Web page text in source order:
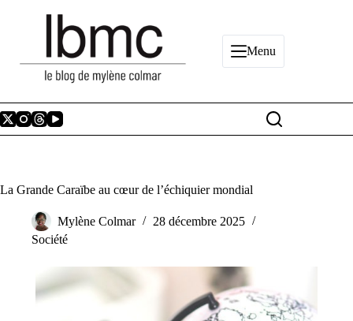
Menu
La Grande Caraïbe au cœur de l’échiquier mondial
Mylène Colmar
28 décembre 2025
Société